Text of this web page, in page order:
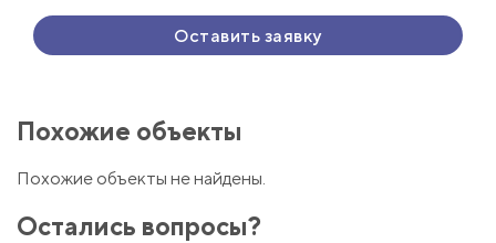
Оставить заявку
Похожие объекты
Похожие объекты не найдены.
Остались вопросы?